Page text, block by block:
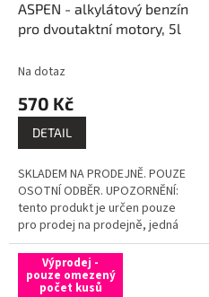
ASPEN - alkylátový benzín
pro dvoutaktní motory, 5l
Na dotaz
570 Kč
DETAIL
SKLADEM NA PRODEJNĚ. POUZE
OSOTNÍ ODBĚR. UPOZORNĚNÍ:
tento produkt je určen pouze
pro prodej na prodejně, jedná
se o nebezpečný materiál
nevhodný pro běžnou
přepravu...
Výprodej -
pouze omezený
počet kusů